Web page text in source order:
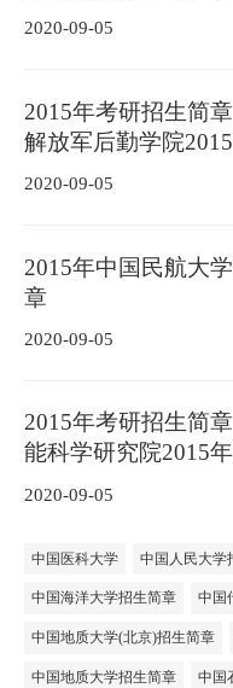
章
2020-09-05
2015年考研招生简
解放军后勤学院
生简章
2020-09-05
2015年中国民航大
章
2020-09-05
2015年考研招生简
能科学研究院2015
简章
2020-09-05
中国医科大学 中国人民大学
中国海洋大学招生简章 中国
中国地质大学(北京)招生简章
中国地质大学招生简章 中国